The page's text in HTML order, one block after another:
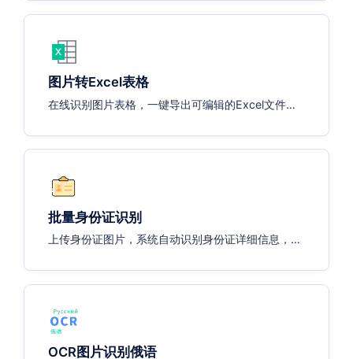
图片转Excel表格
在线识别图片表格，一键导出可编辑的Excel文件，
批量身份证识别
上传身份证图片，系统自动识别身份证详细信息，
OCR图片识别俄语